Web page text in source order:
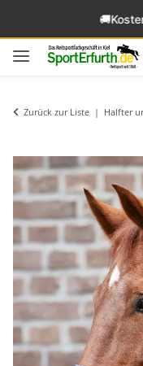
🚚
Zurück zur Liste Halfter